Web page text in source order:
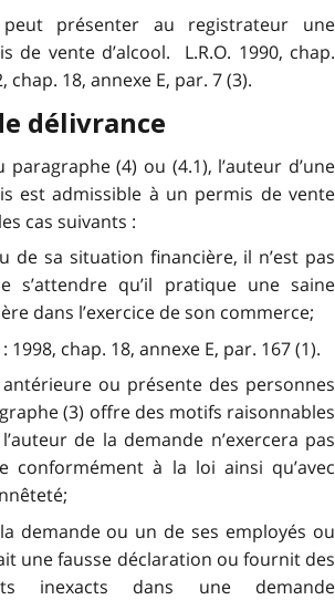
peut présenter au registrateur une
de vente d’alcool. L.R.O. 1990, chap.
chap. 18, annexe E, par. 7 (3).
délivrance
paragraphe (4) ou (4.1), l’auteur d’une
est admissible à un permis de vente
cas suivants :
de sa situation financière, il n’est pas
s’attendre qu’il pratique une saine
dans l’exercice de son commerce;
1998, chap. 18, annexe E, par. 167 (1).
ou présente des personnes
(3) offre des motifs raisonnables
de la demande n’exercera pas
conformément à la loi ainsi qu’avec
demande ou un de ses employés ou
une fausse déclaration ou fournit des
inexacts dans une demande